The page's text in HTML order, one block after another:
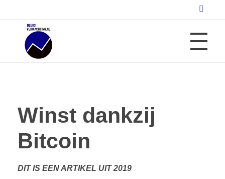
ARCHIEF AEX GRAFIEK
Winst dankzij
Bitcoin
DIT IS EEN ARTIKEL UIT 2019